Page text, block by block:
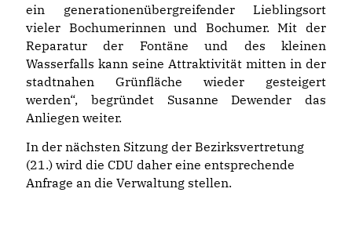
ein generationenübergreifender Lieblingsort
vieler Bochumerinnen und Bochumer. Mit der
Reparatur der Fontäne und des kleinen
Wasserfalls kann seine Attraktivität mitten in der
stadtnahen Grünfläche wieder gesteigert
werden“, begründet Susanne Dewender das
Anliegen weiter.
In der nächsten Sitzung der Bezirksvertretung
(21.) wird die CDU daher eine entsprechende
Anfrage an die Verwaltung stellen.